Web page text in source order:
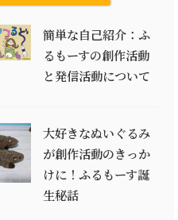
簡単な自己紹介：ふ
るもーすの創作活動
と発信活動について
大好きなぬいぐるみ
が創作活動のきっか
けに！ふるもーす誕
生秘話